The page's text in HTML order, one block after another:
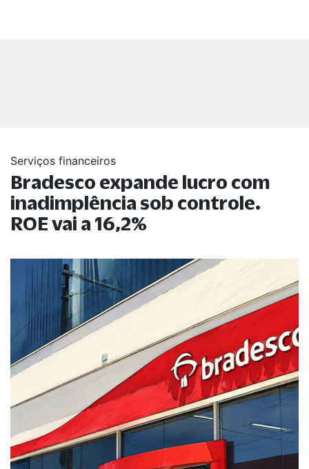
Serviços financeiros
Bradesco expande lucro com
inadimplência sob controle.
ROE vai a 16,2%